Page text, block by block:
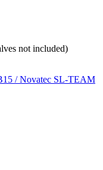
not included)
/ Novatec SL-TEAM